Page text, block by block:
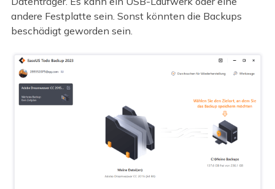
andere Festplatte sein. Sonst könnten die Backups
beschädigt geworden sein.